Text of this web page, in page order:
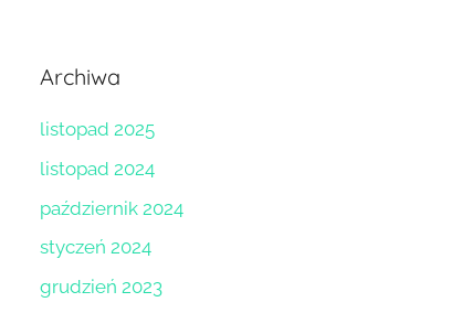
Archiwa
listopad 2025
listopad 2024
październik 2024
styczeń 2024
grudzień 2023